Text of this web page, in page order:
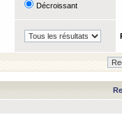
Décroissant